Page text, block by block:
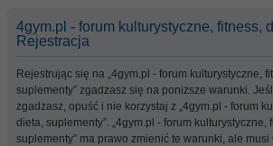
4gym.pl - forum kulturystyczne, fitness,
Rejestracja
Rejestrując się na „4gym.pl - forum kulturystyczne,
suplementy” zgadzasz się na poniższe warunki.
zgadzasz, opuść i nie korzystaj z „4gym.pl - forum
dieta, suplementy”. „4gym.pl - forum kulturystyczne,
suplementy” ma prawo zmienić te warunki, ale musi